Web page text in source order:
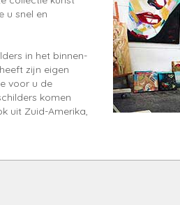
u snel en
in het binnen-
zijn eigen
voor u de
komen
uit Zuid-Amerika,